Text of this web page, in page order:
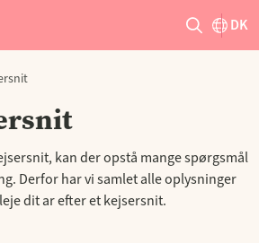
DK
kan der opstå mange spørgsmål
Derfor har vi samlet alle oplysninger
dit ar efter et kejsersnit.